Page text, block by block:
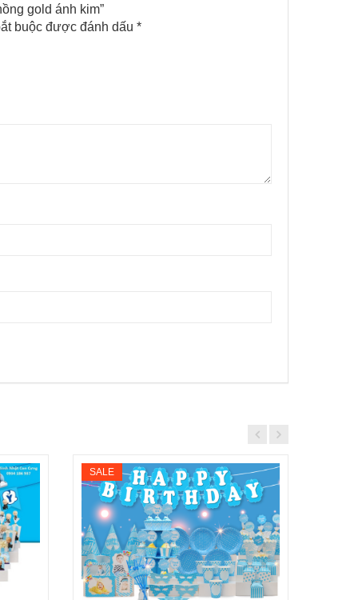
gold ánh kim”
buộc được đánh dấu *
SALE